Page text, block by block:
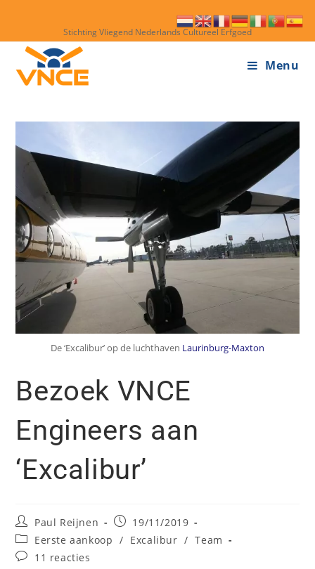
Stichting Vliegend Nederlands Cultureel Erfgoed
Menu
De ‘Excalibur’ op de luchthaven Laurinburg-Maxton
Bezoek VNCE
Engineers aan
‘Excalibur’
Paul Reijnen
19/11/2019
Eerste aankoop / Excalibur / Team
11 reacties